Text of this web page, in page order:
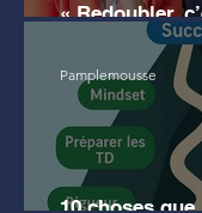
« Redoubler,
d’une vraie
10 choses que
Pamplemousse